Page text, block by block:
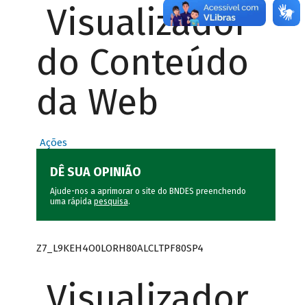
Visualizador
do Conteúdo
da Web
Ações
DÊ SUA OPINIÃO
Ajude-nos a aprimorar o site do BNDES preenchendo
uma rápida pesquisa.
Z7_L9KEH4O0LORH80ALCLTPF80SP4